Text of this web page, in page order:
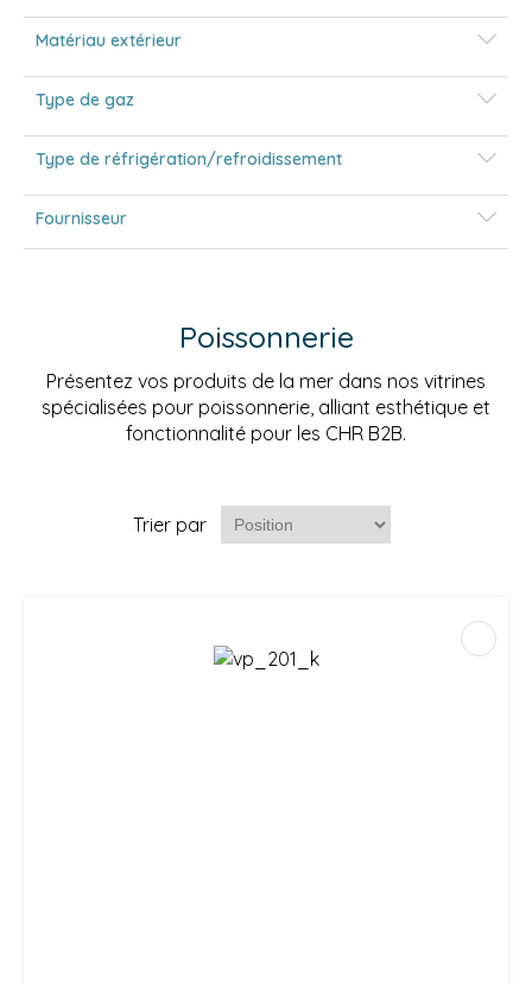
Matériau extérieur
Type de gaz
Type de réfrigération/refroidissement
Fournisseur
Poissonnerie
Présentez vos produits de la mer dans nos vitrines
spécialisées pour poissonnerie, alliant esthétique et
fonctionnalité pour les CHR B2B.
Trier par